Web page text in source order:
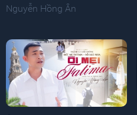
Nguyễn Hồng Ân